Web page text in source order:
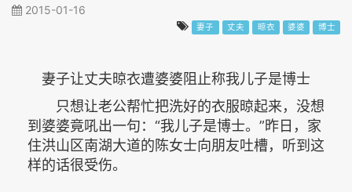
2015-01-16
妻子 丈夫 晾衣 婆婆 博士
妻子让丈夫晾衣遭婆婆阻止称我儿子是博士
只想让老公帮忙把洗好的衣服晾起来，没想
到婆婆竟吼出一句：“我儿子是博士。”昨日，家
住洪山区南湖大道的陈女士向朋友吐槽，听到这
样的话很受伤。